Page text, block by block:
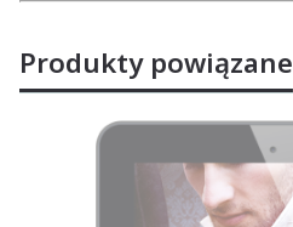
Produkty powiązane